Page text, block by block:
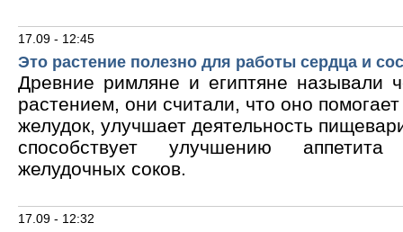
17.09 - 12:45
Это растение полезно для работы сердца и
Древние римляне и египтяне называли
растением, они считали, что оно
желудок, улучшает деятельность
способствует улучшению
желудочных соков.
17.09 - 12:32